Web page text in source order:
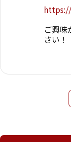
ご興味
さい！